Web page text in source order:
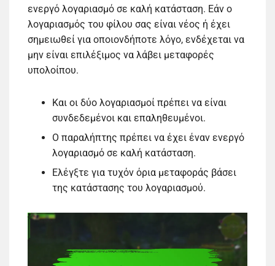
ενεργό λογαριασμό σε καλή κατάσταση. Εάν ο
λογαριασμός του φίλου σας είναι νέος ή έχει
σημειωθεί για οποιονδήποτε λόγο, ενδέχεται να
μην είναι επιλέξιμος να λάβει μεταφορές
υπολοίπου.
Και οι δύο λογαριασμοί πρέπει να είναι
συνδεδεμένοι και επαληθευμένοι.
Ο παραλήπτης πρέπει να έχει έναν ενεργό
λογαριασμό σε καλή κατάσταση.
Ελέγξτε για τυχόν όρια μεταφοράς βάσει
της κατάστασης του λογαριασμού.